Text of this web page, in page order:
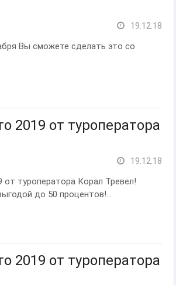
19.12.18
Вы сможете сделать это со
2019 от туроператора
19.12.18
туроператора Корал Тревел!
до 50 процентов!...
2019 от туроператора